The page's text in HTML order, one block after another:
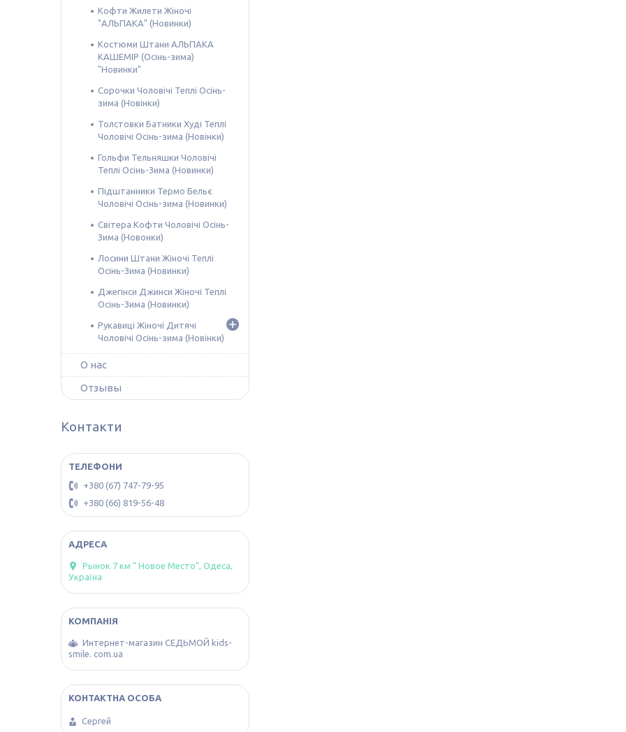
Кофти Жилети Жіночі
"АЛЬПАКА" (Новинки)
Костюми Штани АЛЬПАКА
КАШЕМІР (Осінь-зима)
"Новинки"
Сорочки Чоловічі Теплі Осінь-
зима (Новінки)
Толстовки Батники Худі Теплі
Чоловічі Осінь-зима (Новінки)
Гольфи Тельняшки Чоловічі
Теплі Осінь-Зима (Новинки)
Підштанники Термо Бельє
Чоловічі Осінь-зима (Новинки)
Світера Кофти Чоловічі Осінь-
Зима (Новонки)
Лосини Штани Жіночі Теплі
Осінь-Зима (Новинки)
Джегінси Джинси Жіночі Теплі
Осінь-Зима (Новинки)
Рукавиці Жіночі Дитячі
Чоловічі Осінь-зима (Новінки)
О нас
Отзывы
Контакти
+380 (67) 747-79-95
+380 (66) 819-56-48
Рынок 7 км " Новое Место", Одеса,
Україна
Интернет-магазин СЕДЬМОЙ kids-
smile. com.ua
Сергей